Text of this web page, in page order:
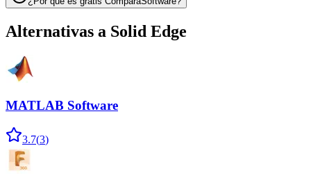
Alternativas a Solid Edge
MATLAB Software
3.7(3)